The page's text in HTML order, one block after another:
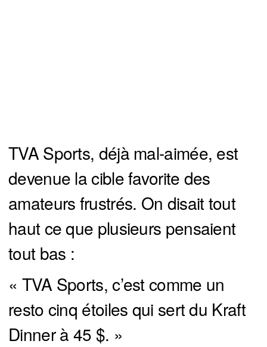
TVA Sports, déjà mal-aimée, est
devenue la cible favorite des
amateurs frustrés. On disait tout
haut ce que plusieurs pensaient
tout bas :
« TVA Sports, c’est comme un
resto cinq étoiles qui sert du Kraft
Dinner à 45 $. »